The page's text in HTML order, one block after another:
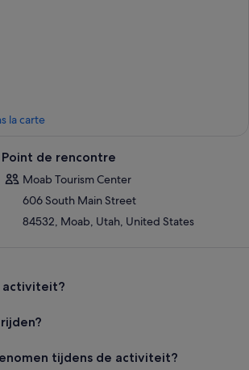
la carte
Point de rencontre
Moab Tourism Center
606 South Main Street
84532, Moab, Utah, United States
activiteit?
tijdens de activiteit?